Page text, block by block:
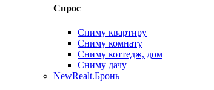
Спрос
Сниму квартиру
Сниму комнату
Сниму коттедж, дом
Сниму дачу
NewRealt.Бронь